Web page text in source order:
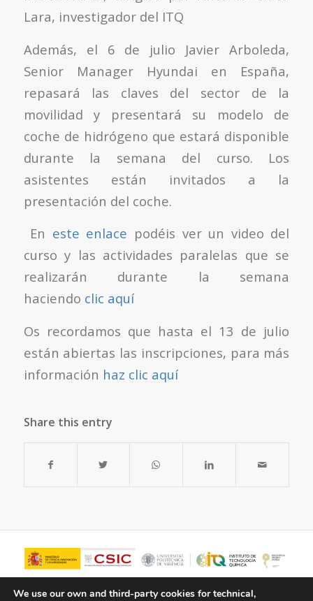
Lara, investigador del ITQ
Además, el 6 de julio Javier Arboleda,
Senior Manager Hyundai en España,
repasará las claves del sector de la
movilidad y presentará su modelo de
coche de hidrógeno que estará disponible
durante la semana del curso. Los
asistentes están invitados a la
presentación del coche.
En este enlace podéis ver un video del
curso y las actividades paralelas que se
realizarán durante la semana
haciendo clic aquí
Os recordamos que hasta el 13 de julio
están abiertas las inscripciones, para más
información haz clic aquí
Share this entry
We use our own and third-party cookies for technical,